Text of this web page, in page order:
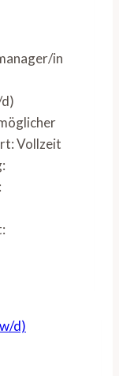
in
Vollzeit